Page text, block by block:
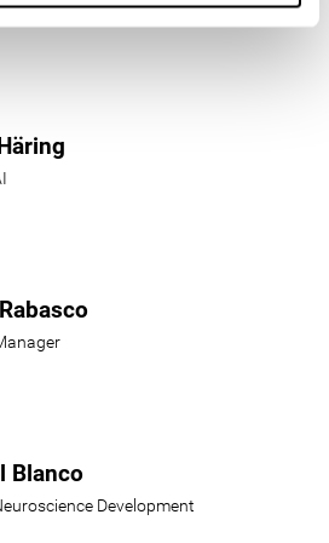
Success
Blanco
Development